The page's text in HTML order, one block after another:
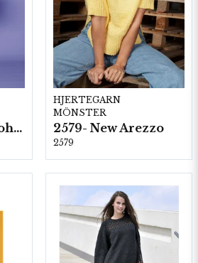
2583- Silk Kid Mohair
HJERTEGARN
MÖNSTER
2579- New Arezzo
2579